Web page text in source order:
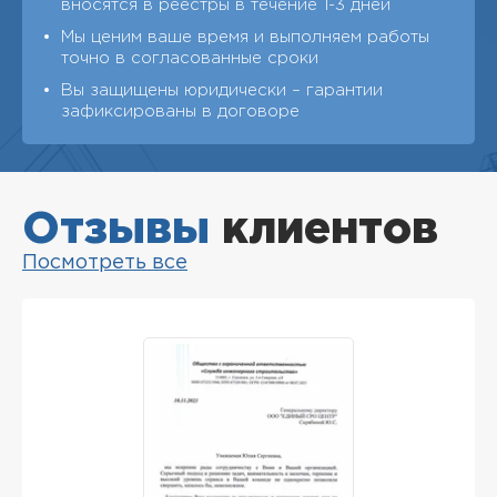
вносятся в реестры в течение 1-3 дней
Мы ценим ваше время и выполняем работы
точно в согласованные сроки
Вы защищены юридически – гарантии
зафиксированы в договоре
Отзывы клиентов
Посмотреть все